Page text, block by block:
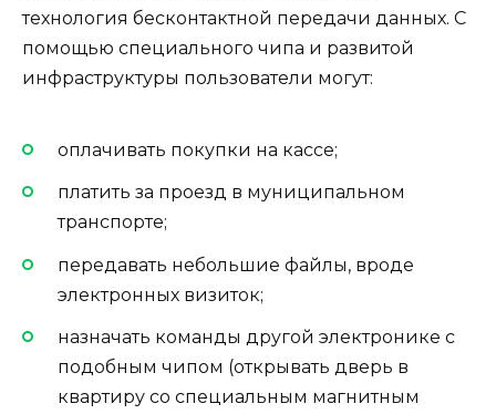
технология бесконтактной передачи данных. С
помощью специального чипа и развитой
инфраструктуры пользователи могут:
оплачивать покупки на кассе;
платить за проезд в муниципальном
транспорте;
передавать небольшие файлы, вроде
электронных визиток;
назначать команды другой электронике с
подобным чипом (открывать дверь в
квартиру со специальным магнитным